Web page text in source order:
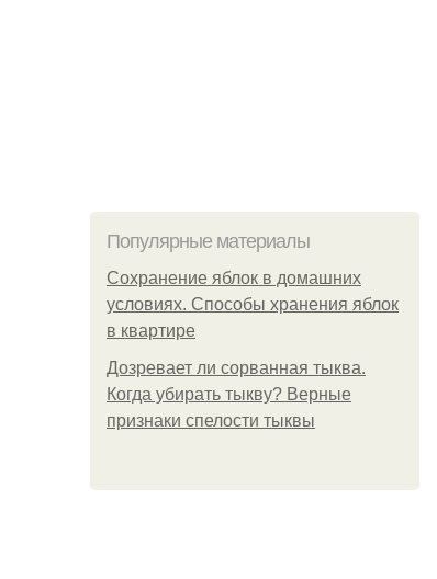
Популярные материалы
Сохранение яблок в домашних
условиях. Способы хранения яблок
в квартире
Дозревает ли сорванная тыква.
Когда убирать тыкву? Верные
признаки спелости тыквы